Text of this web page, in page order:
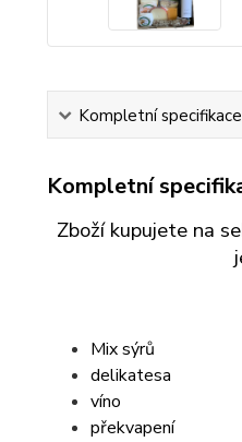
Kompletní specifikace
Kompletní
Zboží kupujete na
Mix sýrů
delikatesa
víno
překvapení